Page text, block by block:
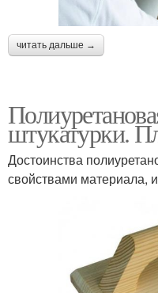
читать дальше →
штукатурки.
Достоинства
свойствами материала,